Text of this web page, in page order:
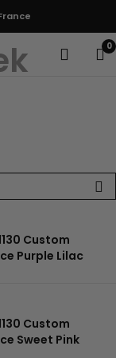
0
Custom
Purple Lilac
Custom
Sweet Pink